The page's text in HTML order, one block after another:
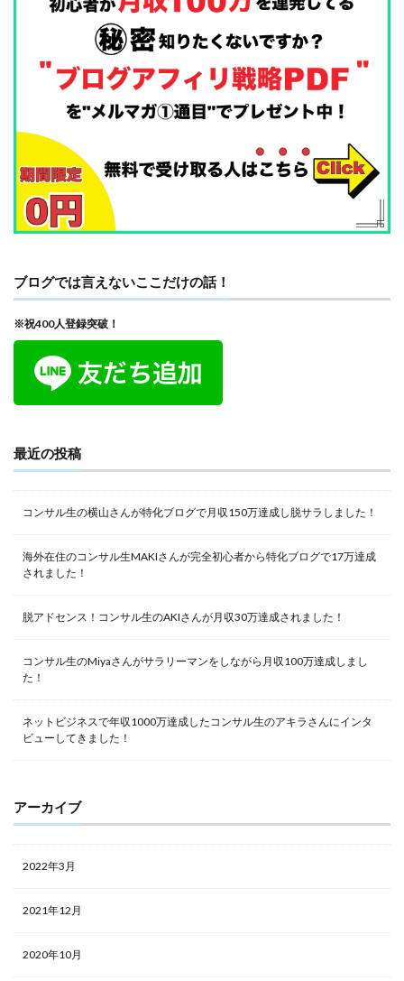
ブログでは言えないここだけの話！
※祝400人登録突破！
最近の投稿
コンサル生の横山さんが特化ブログで月収150万達成し脱サラしました！
海外在住のコンサル生MAKIさんが完全初心者から特化ブログで17万達成
されました！
脱アドセンス！コンサル生のAKIさんが月収30万達成されました！
コンサル生のMiyaさんがサラリーマンをしながら月収100万達成しまし
た！
ネットビジネスで年収1000万達成したコンサル生のアキラさんにインタ
ビューしてきました！
アーカイブ
2022年3月
2021年12月
2020年10月